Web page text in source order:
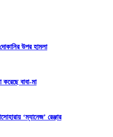
দোকানির উপর হামলা
করেছে বাবা-মা
‘ম্যানেজ’ রেঞ্জার